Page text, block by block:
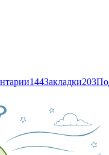
144Закладки203